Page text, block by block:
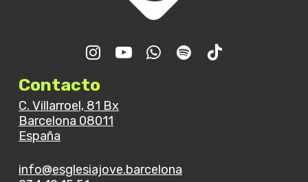
Contacto
C. Villarroel, 81 Bx
Barcelona 08011
España
info@esglesiajove.barcelona